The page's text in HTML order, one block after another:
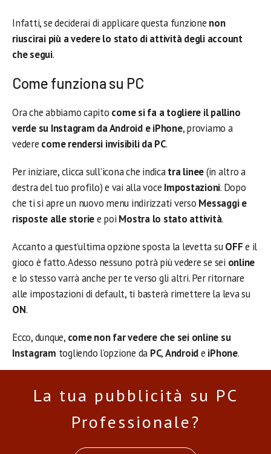
Infatti, se deciderai di applicare questa funzione non
riuscirai più a vedere lo stato di attività degli account
che segui.
Come funziona su PC
Ora che abbiamo capito come si fa a togliere il pallino
verde su Instagram da Android e iPhone, proviamo a
vedere come rendersi invisibili da PC.
Per iniziare, clicca sull’icona che indicatra linee(in altro a
destra del tuo profilo) e vai alla voce Impostazioni. Dopo
che ti si apre un nuovo menu indirizzati verso Messaggi e
risposte alle storiee poi Mostra lo stato attività.
Accanto a quest’ultima opzione sposta la levetta suOFFe il
gioco è fatto. Adesso nessuno potrà più vedere se sei online
e lo stesso varrà anche per te verso gli altri. Per ritornare
alle impostazioni di default, ti basterà rimettere la leva su
ON.
Ecco, dunque, come non far vedere che sei online su
Instagram togliendo l’opzione da PC,Androide iPhone.
La tua pubblicità su PC
Professionale?